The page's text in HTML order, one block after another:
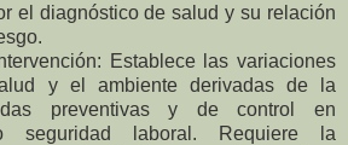
el diagnóstico de salud y su relación
Establece las variaciones
y el ambiente derivadas de la
preventivas y de control en
seguridad laboral. Requiere la